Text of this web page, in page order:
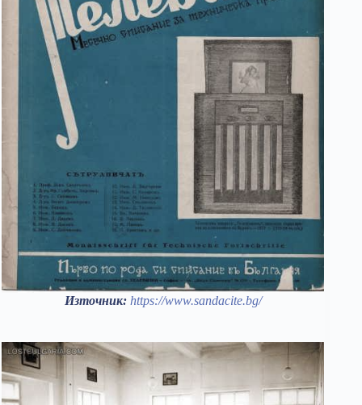
Източник: https://www.sandacite.bg/